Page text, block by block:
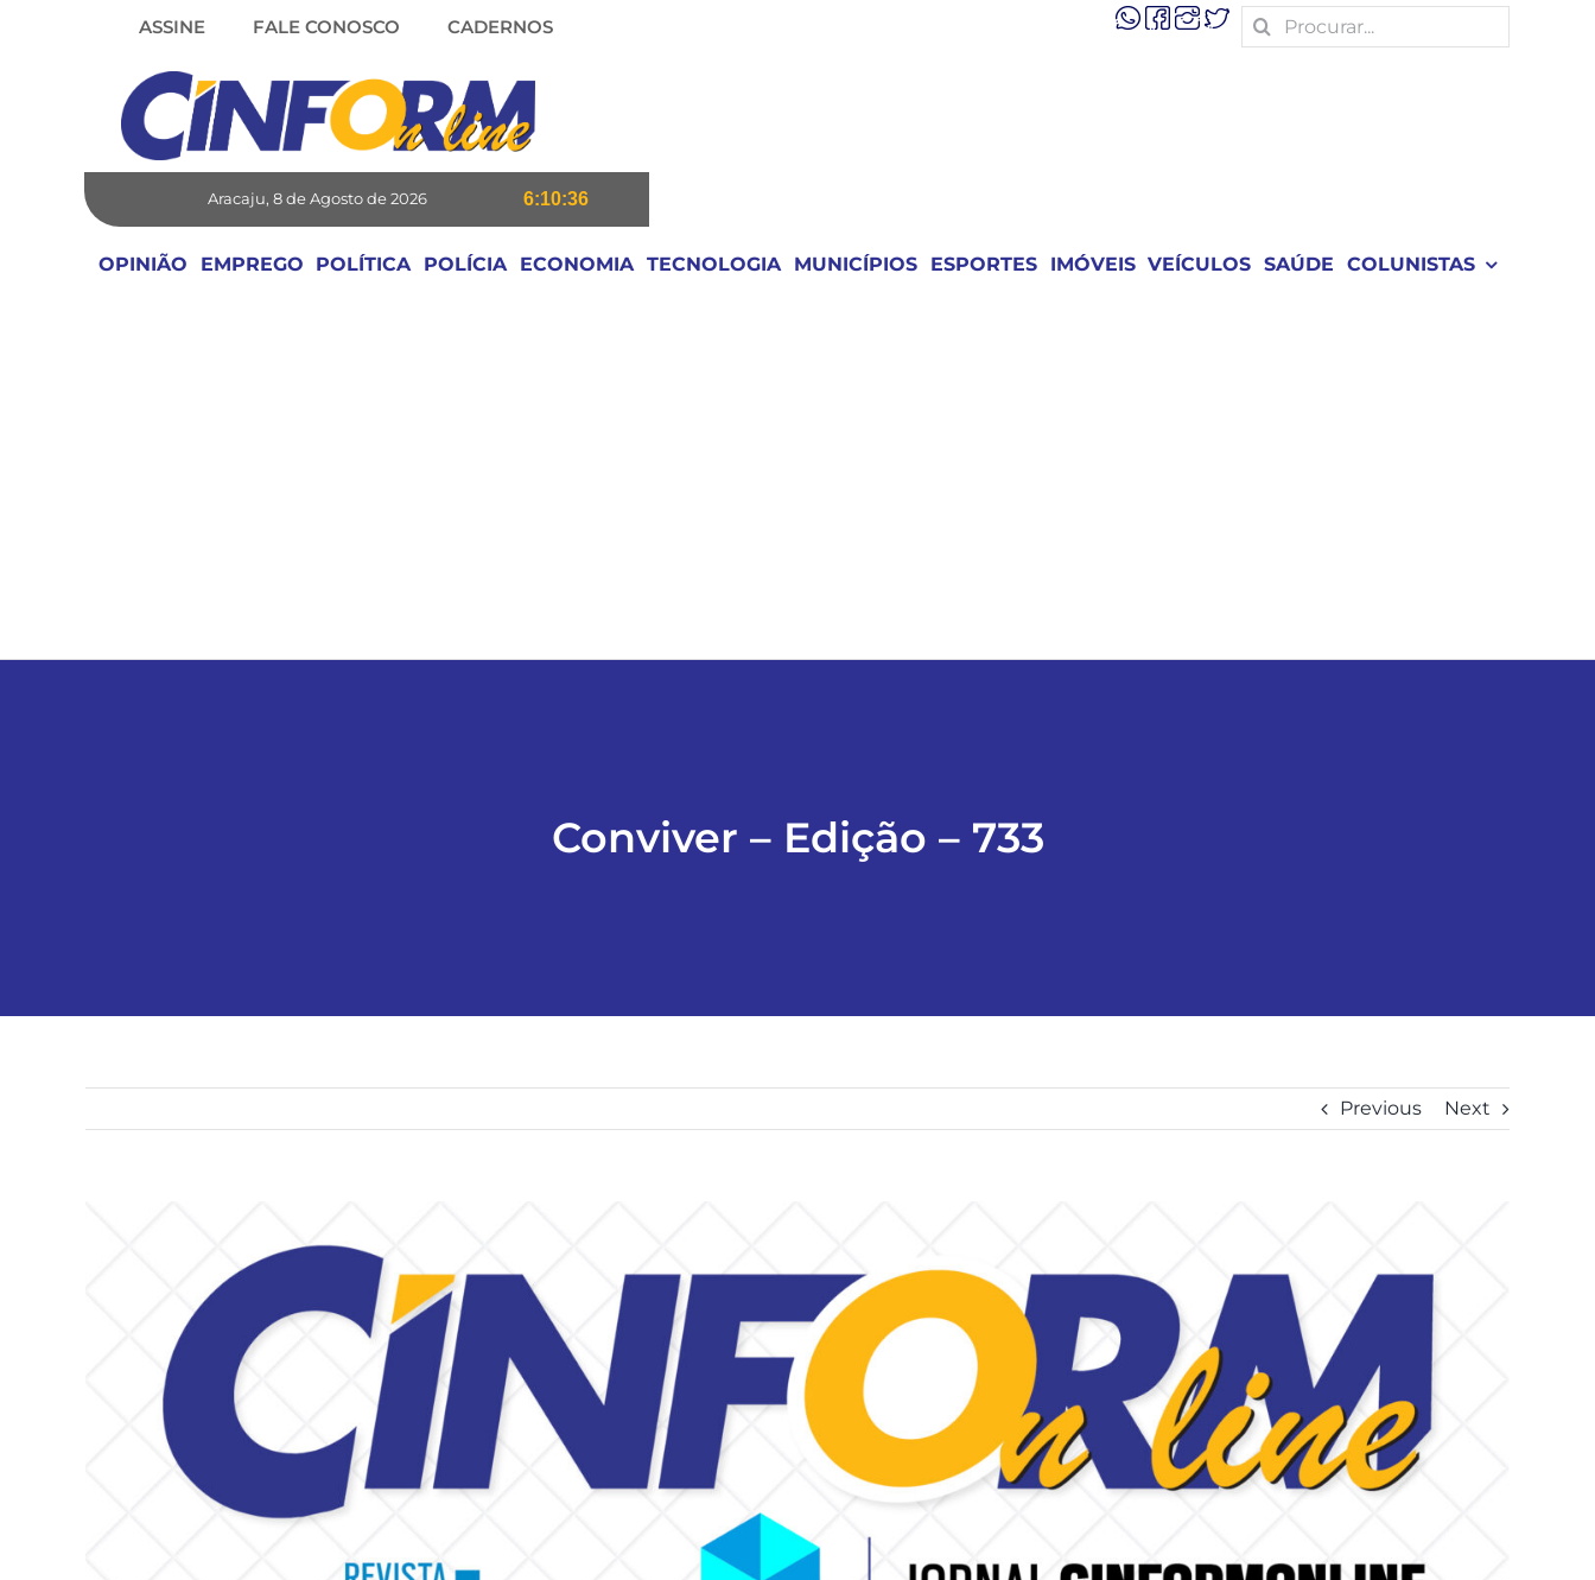
ASSINE FALE CONOSCO CADERNOS
Search
for:
Aracaju, 8 de Agosto de 2026 6:10:37
OPINIÃO EMPREGO POLÍTICA POLÍCIA ECONOMIA TECNOLOGIA MUNICÍPIOS ESPORTES IMÓVEIS VEÍCULOS SAÚDE COLUNISTAS
Conviver – Edição – 733
Previous Next